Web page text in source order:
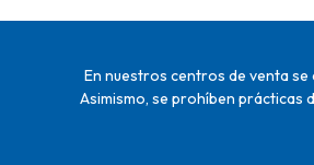
En nuestros centros de venta
Asimismo, se prohíben prácticas